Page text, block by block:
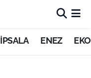
İPSALA ENEZ